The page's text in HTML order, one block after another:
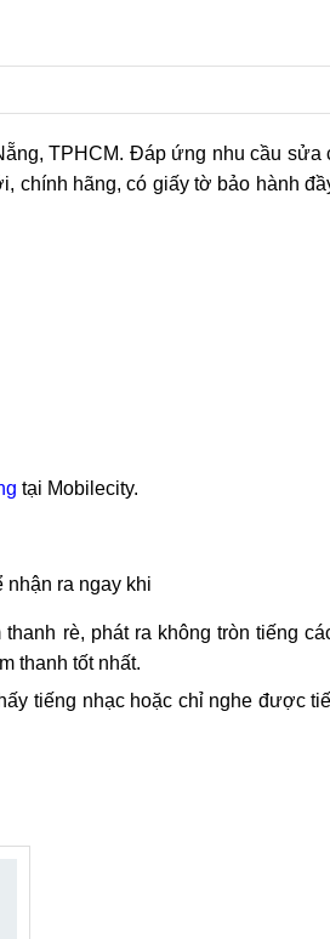
chính hãng, có giấy tờ bảo hành
tại Mobilecity.
ra ngay khi
rè, phát ra không tròn tiếng